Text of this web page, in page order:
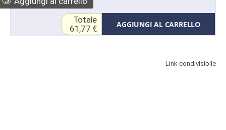
AGGIUNGI AL CARRELLO
Totale
61,77 €
Link condivisibile